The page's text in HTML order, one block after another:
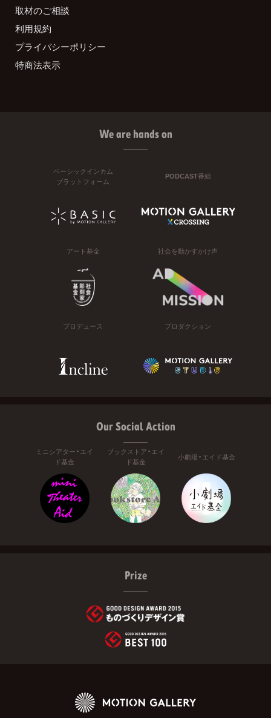
取材のご相談
利用規約
プライバシーポリシー
特商法表示
We are hands on
ベーシックインカム
プラットフォーム
PODCAST番組
アート基金 社会を動かすかけ声
プロデュース プロダクション
Our Social Action
ミニシアター・エイ
ド基金
ブックストア・エイ
ド基金
小劇場・エイド基金
Prize